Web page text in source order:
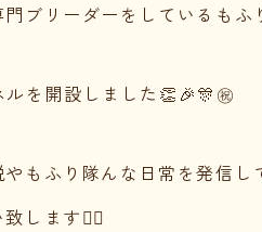
ブリーダーをしているもふ
を開設しました👏🎉🎊㊗
もふり隊んな日常を発信し
します🙇‍♀️